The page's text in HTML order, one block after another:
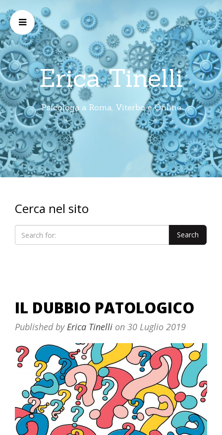
Erica Tinelli
Psicologa a Roma, Viterbo e Online
Cerca nel sito
IL DUBBIO PATOLOGICO
Published byErica Tinelli on 30 Luglio 2019